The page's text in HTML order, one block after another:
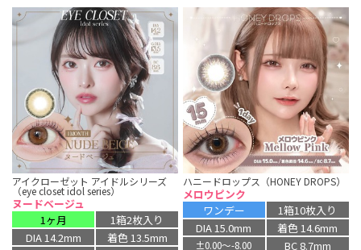
アイクローゼット アイドルシリーズ
（eye closet idol series）
ヌードベージュ
1ヶ月
1箱2枚入り
DIA 14.2mm
着色 13.5mm
ハニードロップス（HONEY DROPS）
メロウピンク
ワンデー
1箱10枚入り
DIA 15.0mm
着色 14.6mm
±0.00〜-8.00
BC 8.7mm